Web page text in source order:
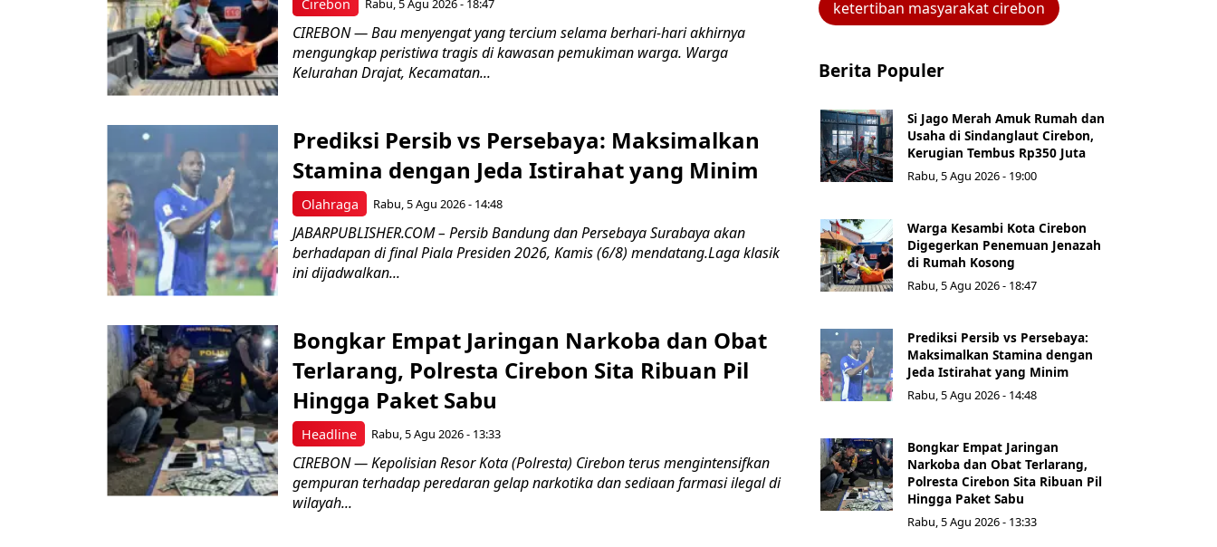
Cirebon Rabu, 5 Agu 2026 - 18:47
CIREBON — Bau menyengat yang tercium selama berhari-hari akhirnya
mengungkap peristiwa tragis di kawasan pemukiman warga. Warga
Kelurahan Drajat, Kecamatan...
Olahraga
Prediksi Persib vs Persebaya: Maksimalkan
Stamina dengan Jeda Istirahat yang Minim
Rabu, 5 Agu 2026 - 14:48
JABARPUBLISHER.COM – Persib Bandung dan Persebaya Surabaya akan
berhadapan di final Piala Presiden 2026, Kamis (6/8) mendatang.Laga klasik
ini dijadwalkan...
Headline
Bongkar Empat Jaringan Narkoba dan Obat
Terlarang, Polresta Cirebon Sita Ribuan Pil
Hingga Paket Sabu
Rabu, 5 Agu 2026 - 13:33
​CIREBON — Kepolisian Resor Kota (Polresta) Cirebon terus mengintensifkan
gempuran terhadap peredaran gelap narkotika dan sediaan farmasi ilegal di
wilayah...
ketertiban masyarakat cirebon
Berita Populer
Si Jago Merah Amuk Rumah dan
Usaha di Sindanglaut Cirebon,
Kerugian Tembus Rp350 Juta
Rabu, 5 Agu 2026 - 19:00
Warga Kesambi Kota Cirebon
Digegerkan Penemuan Jenazah
di Rumah Kosong
Rabu, 5 Agu 2026 - 18:47
Prediksi Persib vs Persebaya:
Maksimalkan Stamina dengan
Jeda Istirahat yang Minim
Rabu, 5 Agu 2026 - 14:48
Bongkar Empat Jaringan
Narkoba dan Obat Terlarang,
Polresta Cirebon Sita Ribuan Pil
Hingga Paket Sabu
Rabu, 5 Agu 2026 - 13:33